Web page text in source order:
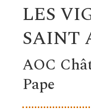
LES
SAINT
AOC
Pape